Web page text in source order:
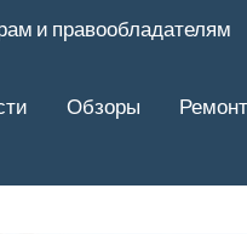
и правообладателям
Обзоры Ремонт